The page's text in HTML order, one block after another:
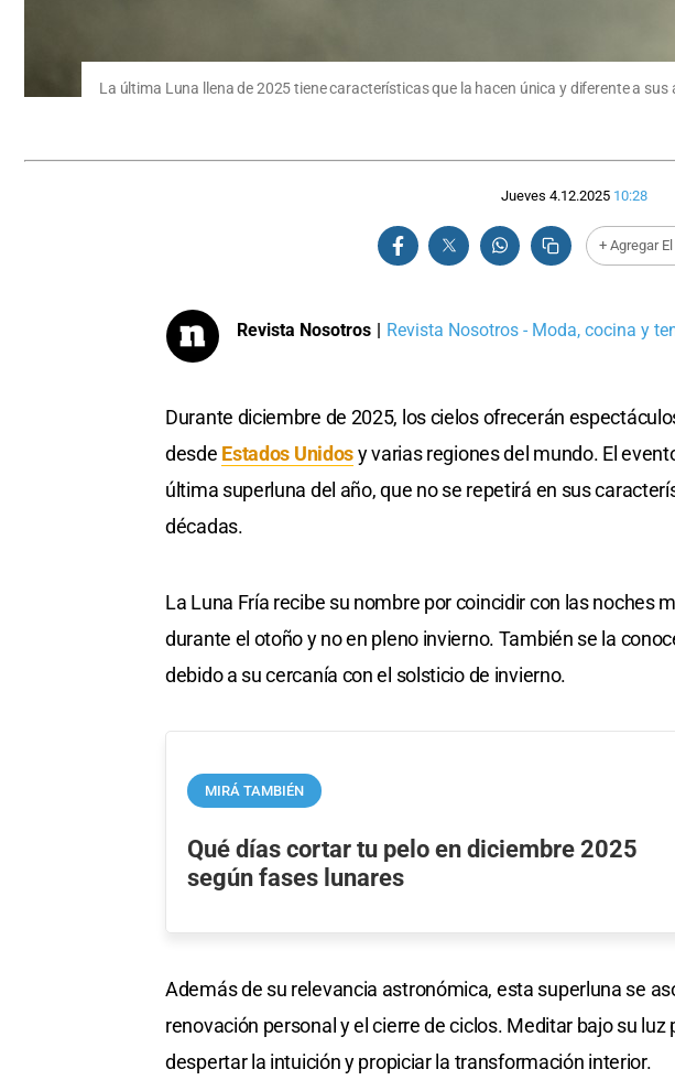
La última Luna llena de 2025 tiene características que la hacen única y diferente a sus
Jueves 4.12.2025 10:28
+ Agregar
Revista Nosotros | Revista Nosotros - Moda, cocina y
Durante diciembre de 2025, los cielos ofrecerán
desde Estados Unidosy varias regiones del mundo. El
última superluna del año, que no se repetirá en sus
décadas.
La Luna Fría recibe su nombre por coincidir con las noches
durante el otoño y no en pleno invierno. También se la
debido a su cercanía con el solsticio de invierno.
MIRÁ TAMBIÉN
Qué días cortar tu pelo en diciembre 2025
según fases lunares
Además de su relevancia astronómica, esta superluna se
renovación personal y el cierre de ciclos. Meditar bajo su
despertar la intuición y propiciar la transformación interior.